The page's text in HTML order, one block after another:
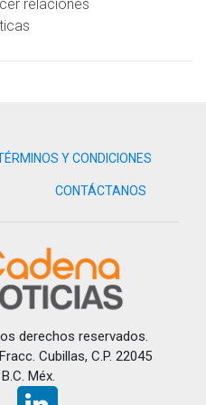
para evitar perder el día.
que aglutina a
determinó autorizar a
a trabajar, tomando en
de Guerrero
Municipal (SSPM) informó
de vigilancia,
de transporte.
de unidades del
relaciones
Y CONDICIONES
CONTÁCTANOS
derechos reservados.
Cubillas, C.P. 22045
Méx.